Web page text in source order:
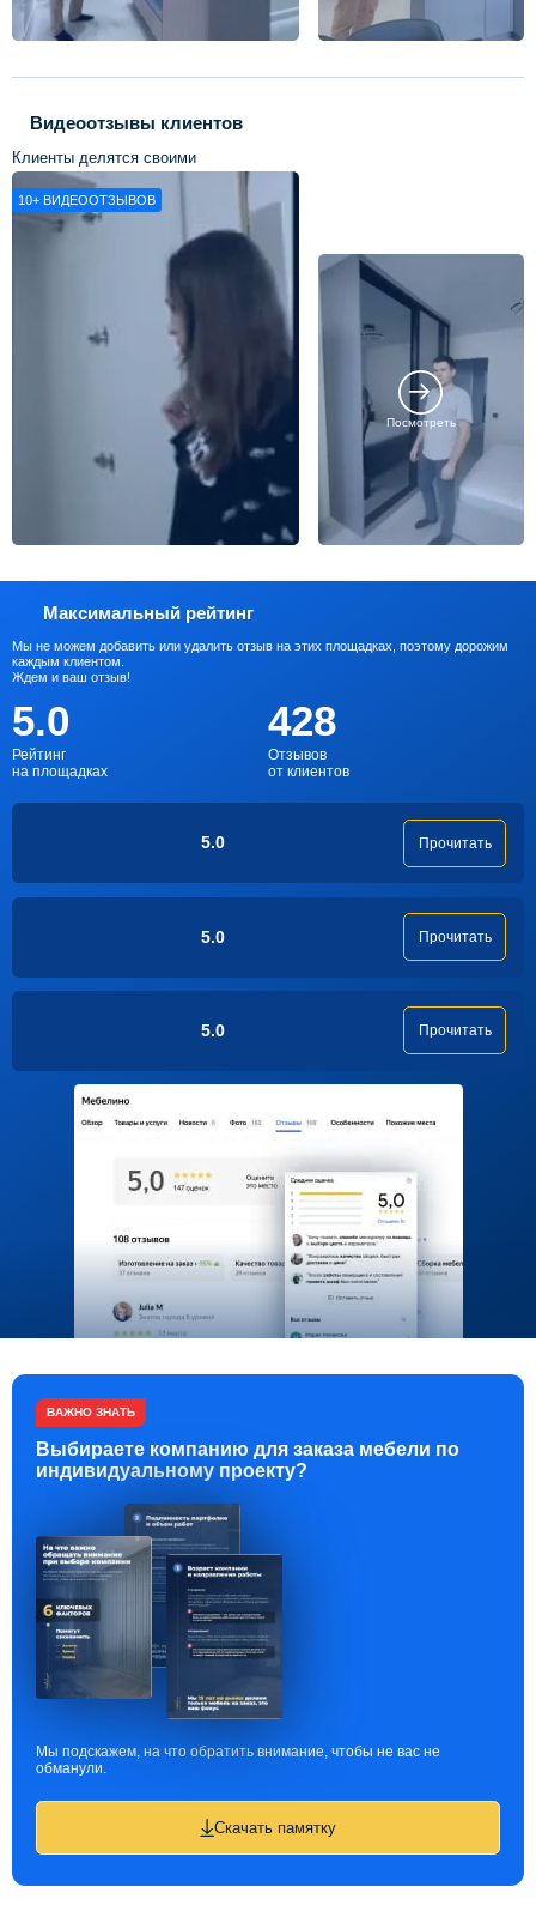
Видеоотзывы клиентов
Клиенты делятся своими
впечатлениями о нашей работе
10+ ВИДЕООТЗЫВОВ
Посмотреть
Максимальный рейтинг
Мы не можем добавить или удалить отзыв на этих площадках, поэтому дорожим
каждым клиентом.
Ждем и ваш отзыв!
5.0
Рейтинг
на площадках
428
Отзывов
от клиентов
5.0 Прочитать
5.0 Прочитать
5.0 Прочитать
ВАЖНО ЗНАТЬ
Выбираете компанию для заказа мебели по
индивидуальному проекту?
Мы подскажем, на что обратить внимание, чтобы не вас не
обманули.
Скачать памятку